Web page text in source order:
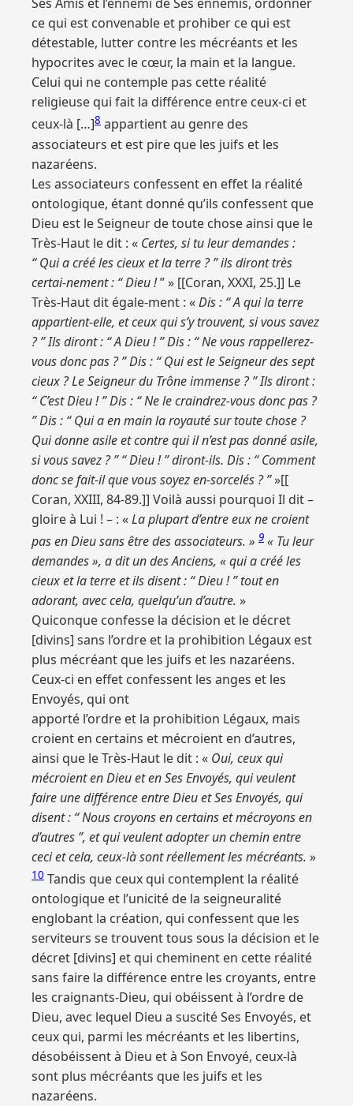
ce qui est convenable et prohiber ce qui est
détestable, lutter contre les mécréants et les
hypocrites avec le cœur, la main et la langue.
Celui qui ne contemple pas cette réalité
religieuse qui fait la différence entre ceux-ci et
ceux-là […]8 appartient au genre des
associateurs et est pire que les juifs et les
nazaréens.
Les associateurs confessent en effet la réalité
ontologique, étant donné qu’ils confessent que
Dieu est le Seigneur de toute chose ainsi que le
Très-Haut le dit : « Certes, si tu leur demandes :
“ Qui a créé les cieux et la terre ? ” ils diront très
certai-nement : “ Dieu !” » [[Coran, XXXI, 25.]] Le
Très-Haut dit égale-ment : «Dis : “ A qui la terre
appartient-elle, et ceux qui s’y trouvent, si vous savez
? ” Ils diront : “ A Dieu ! ” Dis : “ Ne vous rappellerez-
vous donc pas ? ” Dis : “ Qui est le Seigneur des sept
cieux ? Le Seigneur du Trône immense ? ” Ils diront :
“ C’est Dieu ! ” Dis : “ Ne le craindrez-vous donc pas ?
” Dis : “ Qui a en main la royauté sur toute chose ?
Qui donne asile et contre qui il n’est pas donné asile,
si vous savez ? ” “ Dieu ! ” diront-ils. Dis : “ Comment
donc se fait-il que vous soyez en-sorcelés ? ”»[[
Coran, XXIII, 84-89.]] Voilà aussi pourquoi Il dit –
gloire à Lui ! – : «La plupart d’entre eux ne croient
pas en Dieu sans être des associateurs. » 9 « Tu leur
demandes », a dit un des Anciens, « qui a créé les
cieux et la terre et ils disent : “ Dieu ! ” tout en
adorant, avec cela, quelqu’un d’autre. »
Quiconque confesse la décision et le décret
[divins] sans l’ordre et la prohibition Légaux est
plus mécréant que les juifs et les nazaréens.
Ceux-ci en effet confessent les anges et les
Envoyés, qui ont
apporté l’ordre et la prohibition Légaux, mais
croient en certains et mécroient en d’autres,
ainsi que le Très-Haut le dit : « Oui, ceux qui
mécroient en Dieu et en Ses Envoyés, qui veulent
faire une différence entre Dieu et Ses Envoyés, qui
disent : “ Nous croyons en certains et mécroyons en
d’autres ”, et qui veulent adopter un chemin entre
ceci et cela, ceux-là sont réellement les mécréants. »
10 Tandis que ceux qui contemplent la réalité
ontologique et l’unicité de la seigneuralité
englobant la création, qui confessent que les
serviteurs se trouvent tous sous la décision et le
décret [divins] et qui cheminent en cette réalité
sans faire la différence entre les croyants, entre
les craignants-Dieu, qui obéissent à l’ordre de
Dieu, avec lequel Dieu a suscité Ses Envoyés, et
ceux qui, parmi les mécréants et les libertins,
désobéissent à Dieu et à Son Envoyé, ceux-là
sont plus mécréants que les juifs et les
nazaréens.